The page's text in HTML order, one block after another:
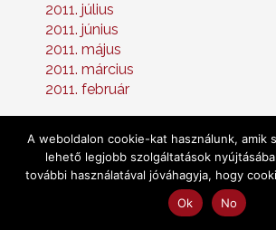
2011. július
2011. június
2011. május
2011. március
2011. február
Ajánlott cikkek a
A weboldalon cookie-kat használunk, amik
lehető legjobb szolgáltatások
további használatával jóváhagyja, hogy
Ok
No